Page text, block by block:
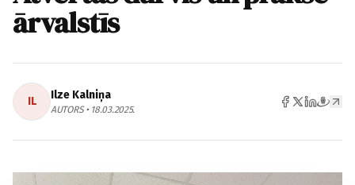
ārvalstīs
IL Ilze Kalniņa
AUTORS • 18.03.2025.